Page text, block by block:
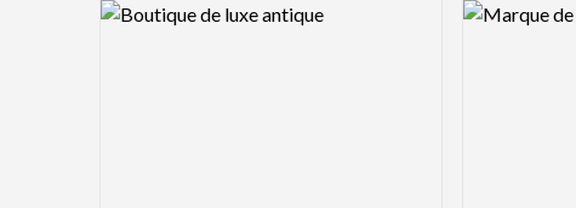
Logo Preview Image Logo